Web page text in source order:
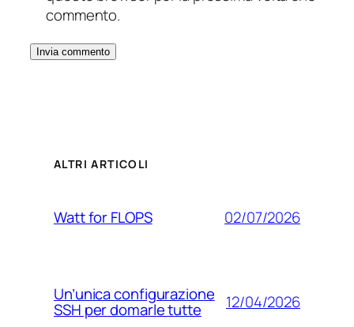
commento.
ALTRI ARTICOLI
Watt for FLOPS 02/07/2026
Un’unica configurazione
SSH per domarle tutte 12/04/2026